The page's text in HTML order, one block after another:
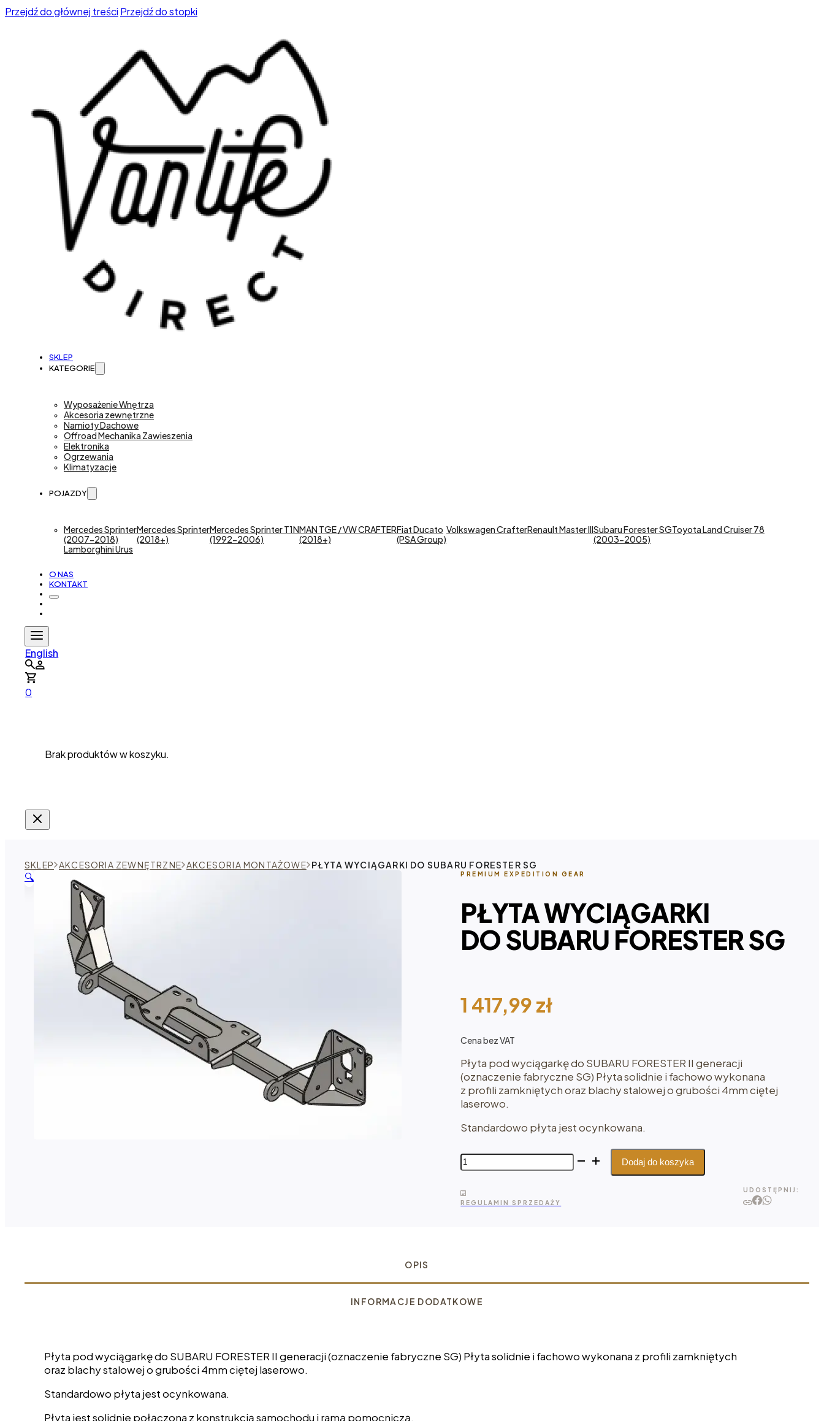
Przejdź do głównej treści Przejdź do stopki
SKLEP
KATEGORIE
Wyposażenie Wnętrza
Akcesoria zewnętrzne
Namioty Dachowe
Offroad Mechanika Zawieszenia
Elektronika
Ogrzewania
Klimatyzacje
POJAZDY
Mercedes Sprinter
(2007-2018)
Mercedes Sprinter
(2018+)
Mercedes Sprinter T1N
(1992-2006)
MAN TGE / VW CRAFTER
(2018+)
Fiat Ducato
(PSA Group)
Volkswagen CrafterRenault Master IIISubaru Forester SG
(2003-2005)
Toyota Land Cruiser 78
Lamborghini Urus
O NAS
KONTAKT
English
0
Brak produktów w koszyku.
SKLEP AKCESORIA ZEWNĘTRZNE AKCESORIA MONTAŻOWE PŁYTA WYCIĄGARKI DO SUBARU FORESTER SG
🔍 PREMIUM EXPEDITION GEAR
PŁYTA WYCIĄGARKI
DO SUBARU FORESTER SG
1 417,99 zł
Cena bez VAT
Płyta pod wyciągarkę do SUBARU FORESTER II generacji
(oznaczenie fabryczne SG) Płyta solidnie i fachowo wykonana
z profili zamkniętych oraz blachy stalowej o grubości 4mm ciętej
laserowo.
Standardowo płyta jest ocynkowana.
ilość
PŁYTA
DO SUBARU
FORESTER
Dodaj do koszyka
REGULAMIN SPRZEDAŻY
UDOSTĘPNIJ:
OPIS
INFORMACJE DODATKOWE
Płyta pod wyciągarkę do SUBARU FORESTER II generacji (oznaczenie fabryczne SG) Płyta solidnie i fachowo wykonana z profili zamkniętych
oraz blachy stalowej o grubości 4mm ciętej laserowo.
Standardowo płyta jest ocynkowana.
Płyta jest solidnie połączona z konstrukcją samochodu i ramą pomocniczą.